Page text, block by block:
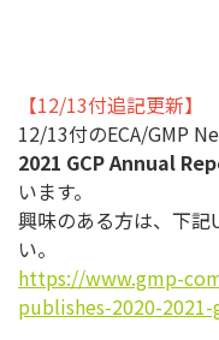
【12/13付追記更新】
12/13付のECA/GMP
2021 GCP Annual
います。
興味のある方は、下記
い。
https://www.gmp-
publishes-2020-